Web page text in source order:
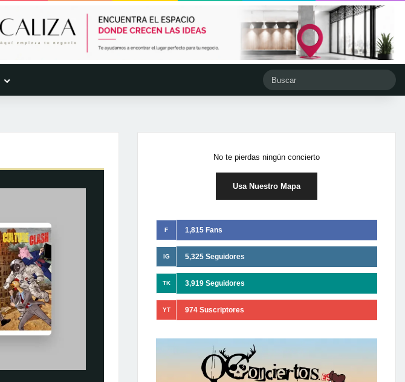
No te pierdas ningún concierto
Usa Nuestro Mapa
F 1,815 Fans
IG 5,325 Seguidores
TK 3,919 Seguidores
YT 974 Suscriptores